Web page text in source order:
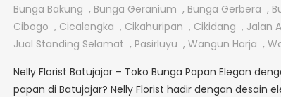
Jual
Bunga
Papan
Batujajar
Bunga Bakung , Bunga Geranium , Bunga Gerbera ,
Cibogo , Cicalengka , Cikahuripan , Cikidang , Jalan
Jual Standing Selamat , Pasirluyu , Wangun Harja ,
Nelly Florist Batujajar – Toko Bunga Papan Elegan
papan di Batujajar? Nelly Florist hadir dengan desain